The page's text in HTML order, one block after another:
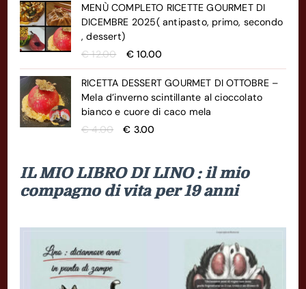
originale
era:
€ 4.00.
attuale
è:
€ 3.00.
MENÙ COMPLETO RICETTE GOURMET DI
DICEMBRE 2025( antipasto, primo, secondo
, dessert)
€12.00
prezzo
originale
era:
€ 12.00.
€10.00Il
prezzo
attuale
è:
€ 10.00.
RICETTA DESSERT GOURMET DI OTTOBRE –
Mela d’inverno scintillante al cioccolato
bianco e cuore di caco mela
€4.00
era:
€ 4.00.
€ 3.00Il
è:
€ 3.00.
IL MIO LIBRO DI LINO : il mio
compagno di vita per 19 anni